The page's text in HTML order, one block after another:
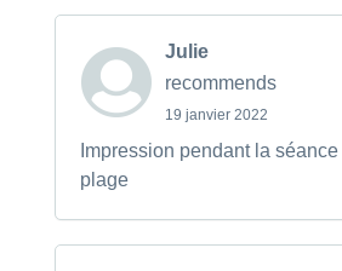
Julie
recommends
19 janvier 2022
Impression pendant la
plage